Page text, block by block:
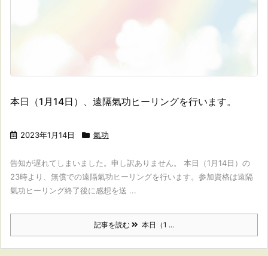
本日（1月14日）、遠隔氣功ヒーリングを行います。
2023年1月14日 氣功
告知が遅れてしまいました。申し訳ありません。 本日（1月14日）の
23時より、無償での遠隔氣功ヒーリングを行います。参加資格は遠隔
氣功ヒーリング終了後に感想を送 ...
記事を読む 本日（1 ...